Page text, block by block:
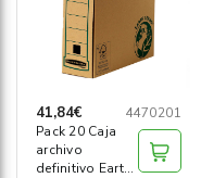
41,84€
4470201
Pack 20 Caja
archivo
definitivo Earth